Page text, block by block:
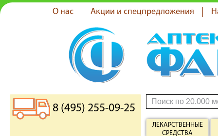
О нас Акции и спецпредложения
8 (495) 255-09-25
ЛЕКАРСТВЕННЫЕ
СРЕДСТВА